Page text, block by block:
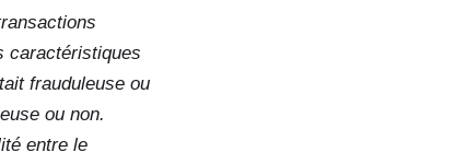
caractéristiques
frauduleuse ou
ou non.
entre le